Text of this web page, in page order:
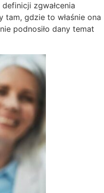
zgwałcenia
tam, gdzie to właśnie ona
podnosiło dany temat